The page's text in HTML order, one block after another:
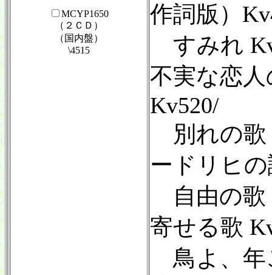
MCYP1650
（２ＣＤ）
（国内盤）
\4515
作詞版）
すみれ
不実な恋
Kv520/
別れの歌
ードリヒ
自由の歌
寄せる歌
鳥よ、年